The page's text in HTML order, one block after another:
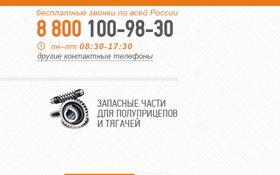
бесплатные звонки по всей России
8 800 100-98-30
пн–пт 08:30-17:30
другие контактные телефоны
ЗАПАСНЫЕ ЧАСТИ
ДЛЯ ПОЛУПРИЦЕПОВ
И ТЯГАЧЕЙ